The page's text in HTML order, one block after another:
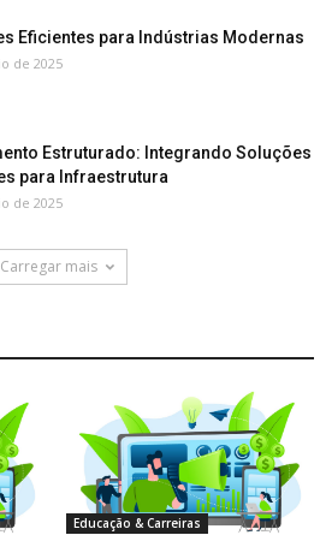
Eficientes para Indústrias Modernas
de 2025
Estruturado: Integrando Soluções
para Infraestrutura
de 2025
Carregar mais
Educação & Carreiras